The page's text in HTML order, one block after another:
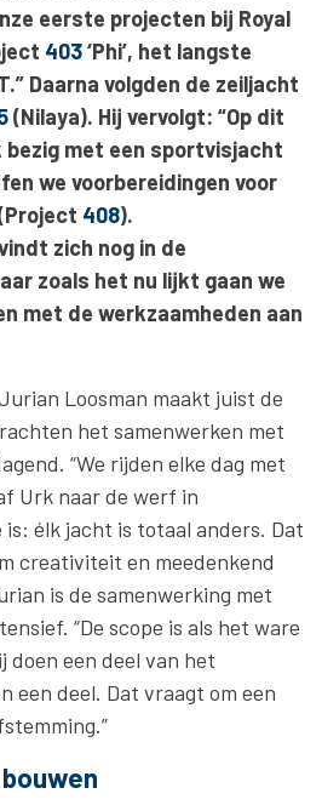
eerste projecten bij Royal
403‘Phi’, het langste
Daarna volgden de zeiljacht
(Nilaya). Hij vervolgt: “Op dit
bezig met een sportvisjacht
we voorbereidingen voor
408).
zich nog in de
zoals het nu lijkt gaan we
met de werkzaamheden aan
Loosman maakt juist de
het samenwerken met
“We rijden elke dag met
Urk naar de werf in
is: élk jacht is totaal anders. Dat
creativiteit en meedenkend
is de samenwerking met
“De scope is als het ware
doen een deel van het
een deel. Dat vraagt om een